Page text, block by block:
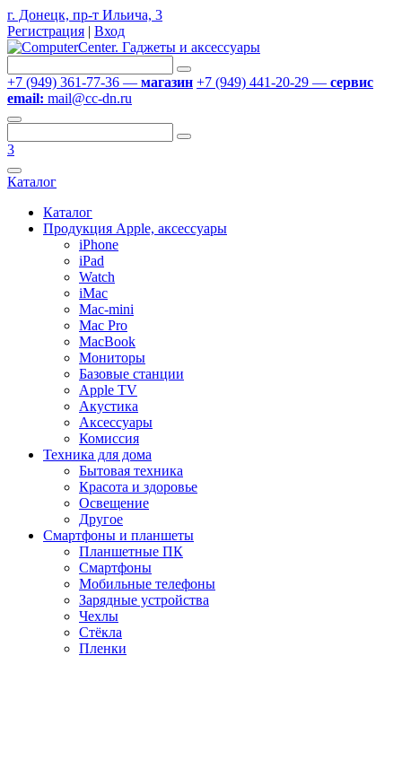
г. Донецк, пр-т Ильича, 3
Регистрация | Вход
+7 (949) 361-77-36 — магазин +7 (949) 441-20-29 — сервис
email: mail@cc-dn.ru
3
Каталог
Каталог
Продукция Apple, аксессуары
iPhone
iPad
Watch
iMac
Mac-mini
Mac Pro
MacBook
Мониторы
Базовые станции
Apple TV
Акустика
Аксессуары
Комиссия
Техника для дома
Бытовая техника
Красота и здоровье
Освещение
Другое
Смартфоны и планшеты
Планшетные ПК
Смартфоны
Мобильные телефоны
Зарядные устройства
Чехлы
Стёкла
Пленки